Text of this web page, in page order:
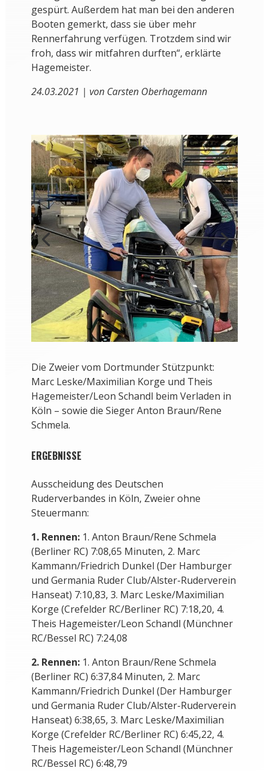
gespürt. Außerdem hat man bei den anderen
Booten gemerkt, dass sie über mehr
Rennerfahrung verfügen. Trotzdem sind wir
froh, dass wir mitfahren durften“, erklärte
Hagemeister.
24.03.2021 | von Carsten Oberhagemann
Die Zweier vom Dortmunder Stützpunkt:
Marc Leske/Maximilian Korge und Theis
Hagemeister/Leon Schandl beim Verladen in
Köln – sowie die Sieger Anton Braun/Rene
Schmela.
ERGEBNISSE
Ausscheidung des Deutschen
Ruderverbandes in Köln, Zweier ohne
Steuermann:
1. Rennen:1. Anton Braun/Rene Schmela
(Berliner RC) 7:08,65 Minuten, 2. Marc
Kammann/Friedrich Dunkel (Der Hamburger
und Germania Ruder Club/Alster-Ruderverein
Hanseat) 7:10,83, 3. Marc Leske/Maximilian
Korge (Crefelder RC/Berliner RC) 7:18,20, 4.
Theis Hagemeister/Leon Schandl (Münchner
RC/Bessel RC) 7:24,08
2. Rennen:1. Anton Braun/Rene Schmela
(Berliner RC) 6:37,84 Minuten, 2. Marc
Kammann/Friedrich Dunkel (Der Hamburger
und Germania Ruder Club/Alster-Ruderverein
Hanseat) 6:38,65, 3. Marc Leske/Maximilian
Korge (Crefelder RC/Berliner RC) 6:45,22, 4.
Theis Hagemeister/Leon Schandl (Münchner
RC/Bessel RC) 6:48,79